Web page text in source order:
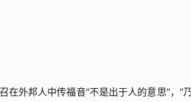
外邦人中传福音“不是出于人的意思”，“